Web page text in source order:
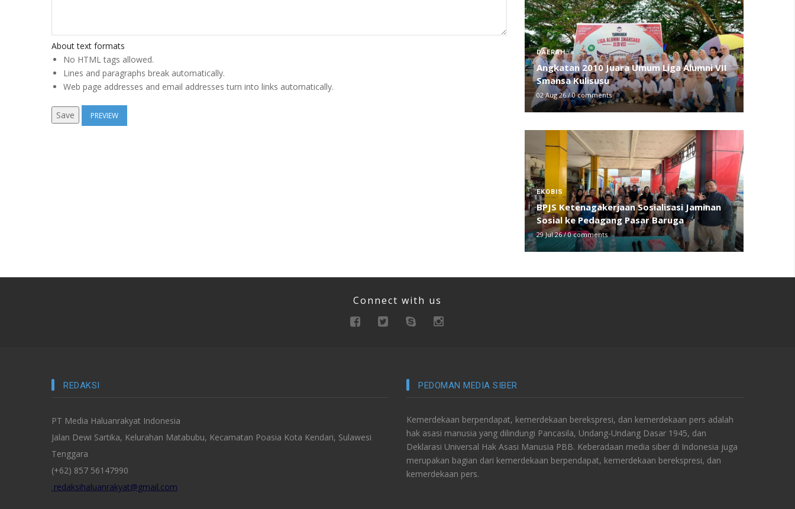
About text formats
No HTML tags allowed.
Lines and paragraphs break automatically.
Web page addresses and email addresses turn into links automatically.
DAERAH
Angkatan 2010 Juara Umum Liga Alumni VII
Smansa Kulisusu
02 Aug 26 /0 comments
EKOBIS
BPJS Ketenagakerjaan Sosialisasi Jaminan
Sosial ke Pedagang Pasar Baruga
29 Jul 26/0 comments
Connect with us
REDAKSI
PT Media Haluanrakyat Indonesia
Jalan Dewi Sartika, Kelurahan Matabubu, Kecamatan Poasia Kota Kendari, Sulawesi
Tenggara
(+62) 857 56147990
redaksihaluanrakyat@gmail.com
PEDOMAN MEDIA SIBER
Kemerdekaan berpendapat, kemerdekaan berekspresi, dan kemerdekaan pers adalah
hak asasi manusia yang dilindungi Pancasila, Undang-Undang Dasar 1945, dan
Deklarasi Universal Hak Asasi Manusia PBB. Keberadaan media siber di Indonesia juga
merupakan bagian dari kemerdekaan berpendapat, kemerdekaan berekspresi, dan
kemerdekaan pers.